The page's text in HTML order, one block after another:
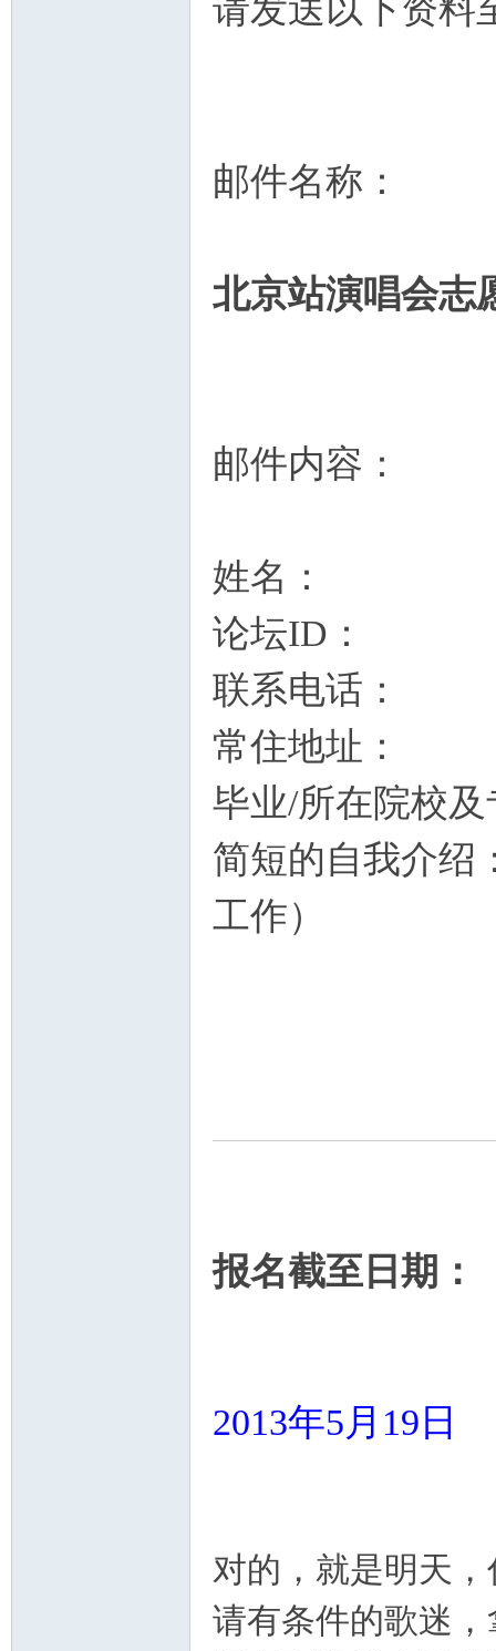
请发送以下资料
邮件名称：
北京站演唱会志
邮件内容：
姓名：
论坛ID：
联系电话：
常住地址：
毕业/所在院校
简短的自我介绍
工作）
报名截至日期：
2013年5月19日
对的，就是明天
请有条件的歌迷